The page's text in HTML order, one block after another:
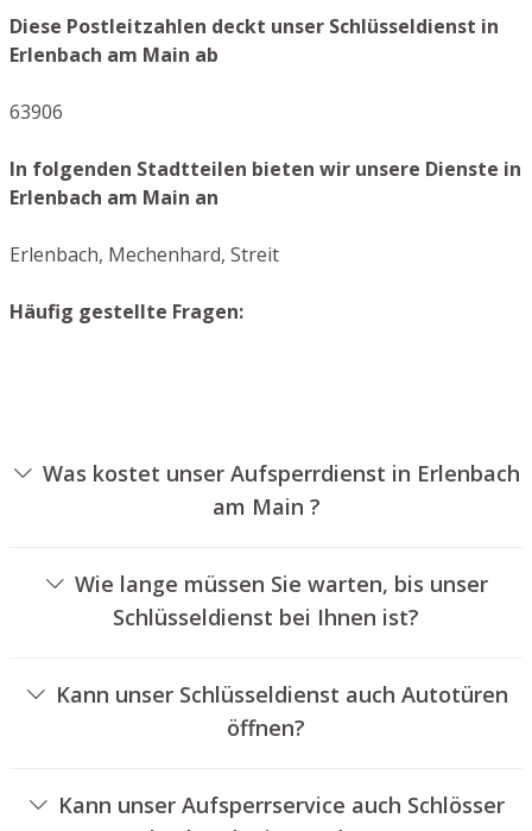
Diese Postleitzahlen deckt unser Schlüsseldienst in
Erlenbach am Main ab
63906
In folgenden Stadtteilen bieten wir unsere Dienste in
Erlenbach am Main an
Erlenbach, Mechenhard, Streit
Häufig gestellte Fragen:
Was kostet unser Aufsperrdienst in Erlenbach
am Main ?
hängen von verschiedenen Optionen ab, wie zum
Beispiel der Ausführung des Türschlosses, der Dauer der
Arbeiten und eventuellen Anfahrtskosten. Wir bieten
an.
Wie lange müssen Sie warten, bis unser
Schlüsseldienst bei Ihnen ist?
normalerweise innerhalb von 30 Minuten vor Ort. Die
reelle Wartezeit hängt von der Entfernung des
Einsatzortes zu unserer Filiale und den gegebenen
Kann unser Schlüsseldienst auch Autotüren
öffnen?
Kann unser Aufsperrservice auch Schlösser